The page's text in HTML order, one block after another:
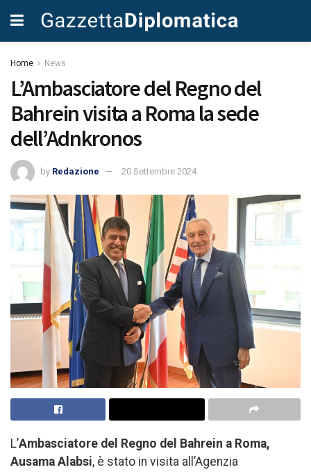
Home News
L’Ambasciatore del Regno del
Bahrein visita a Roma la sede
dell’Adnkronos
by Redazione 20 Settembre 2024
L’Ambasciatore del Regno del Bahrein a Roma,
Ausama Alabsi, è stato in visita all’Agenzia